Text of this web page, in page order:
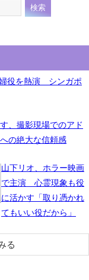
役を熱演 シンガポ
、撮影現場でのアド
の絶大な信頼感
山下リオ、ホラー映画
で主演 心霊現象も役
に活かす「取り憑かれ
てもいい役だから」
る